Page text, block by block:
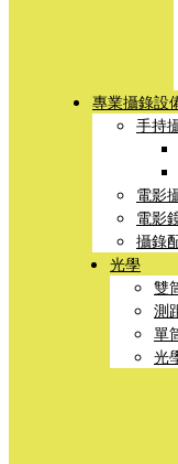
專業攝錄設
手持
電影
電影
攝錄
光學
雙
測
單
光